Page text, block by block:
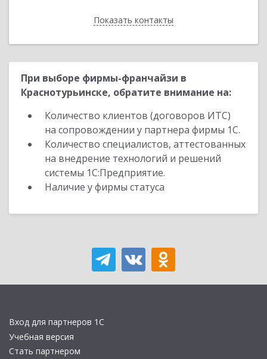
Показать контакты
Назад
При выборе фирмы-франчайзи в
Краснотурьинске, обратите внимание на:
Количество клиентов (договоров ИТС)
на сопровождении у партнера фирмы 1С.
Количество специалистов, аттестованных
на внедрение технологий и решений
системы 1С:Предприятие.
Наличие у фирмы статуса
Вход для партнеров 1С
Учебная версия
Стать партнером